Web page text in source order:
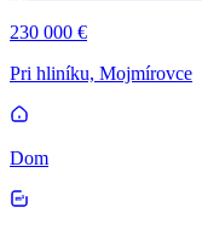
230 000 €
Pri hliníku, Mojmírovce
Dom